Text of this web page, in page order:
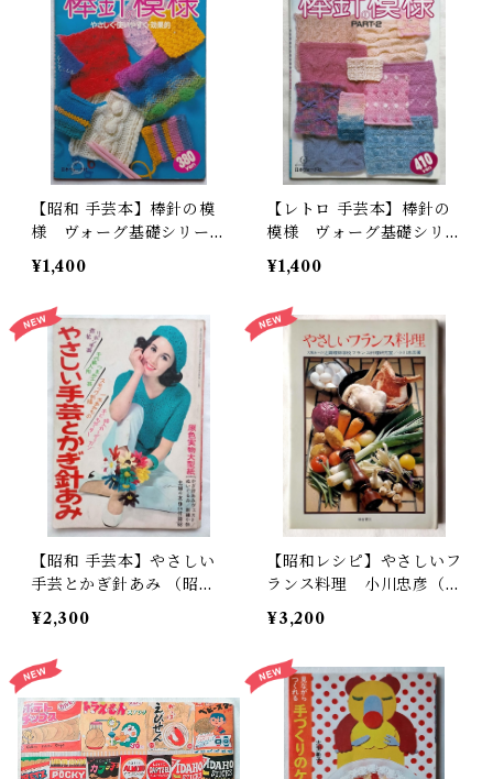
【昭和 手芸本】棒針の模
様 ヴォーグ基礎シリーズ
（昭和58年）
¥1,400
【レトロ 手芸本】棒針の
模様 ヴォーグ基礎シリー
ズpart2（平成元年）
¥1,400
【昭和 手芸本】やさしい
手芸とかぎ針あみ （昭和4
3年）
¥2,300
【昭和レシピ】やさしいフ
ランス料理 小川忠彦（昭
和49年）
¥3,200